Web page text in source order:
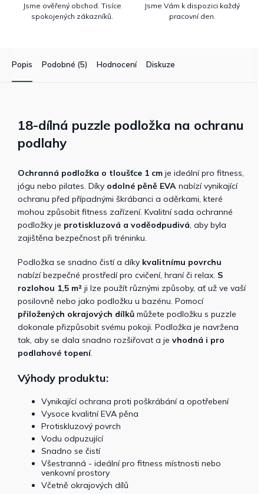
Jsme ověřený obchod. Tisíce
spokojených zákazníků.
Jsme Vám k dispozici každý
pracovní den.
Popis Podobné (5) Hodnocení Diskuze
18-dílná puzzle podložka na ochranu
podlahy
Ochranná podložka o tloušťce 1 cm je ideální pro fitness,
jógu nebo pilates. Díky odolné pěně EVA nabízí vynikající
ochranu před případnými škrábanci a oděrkami, které
mohou způsobit fitness zařízení. Kvalitní sada ochranné
podložky je protiskluzová a voděodpudivá , aby byla
zajištěna bezpečnost při tréninku.
Podložka se snadno čistí a díky kvalitnímu povrchu
nabízí bezpečné prostředí pro cvičení, hraní či relax. S
rozlohou 1,5 m² ji lze použít různými způsoby, ať už ve vaší
posilovně nebo jako podložku u bazénu. Pomocí
přiložených okrajových dílků můžete podložku s puzzle
dokonale přizpůsobit svému pokoji. Podložka je navržena
tak, aby se dala snadno rozšiřovat a je vhodná i pro
podlahové topení.
Výhody produktu:
Vynikající ochrana proti poškrábání a opotřebení
Vysoce kvalitní EVA pěna
Protiskluzový povrch
Vodu odpuzující
Snadno se čistí
Všestranná - ideální pro fitness místnosti nebo
venkovní prostory
Včetně okrajových dílů